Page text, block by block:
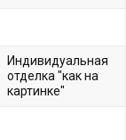
Индивидуальная
отделка "как на
картинке"